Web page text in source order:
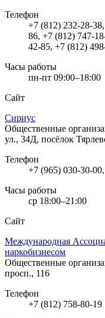
Телефон
+7 (812) 232-28-
86, +7 (812) 747-
42-85, +7 (812)
Часы работы
пн-пт 09:00–18:00
Сайт
Сириус
Общественные
ул., 34Д, посёлок
Телефон
+7 (965) 030-30-
Часы работы
ср 18:00–21:00
Сайт
Международная
наркобизнесом
Общественные
просп., 116
Телефон
+7 (812) 758-80-19